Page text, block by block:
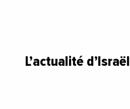
L’actualité d’Israël